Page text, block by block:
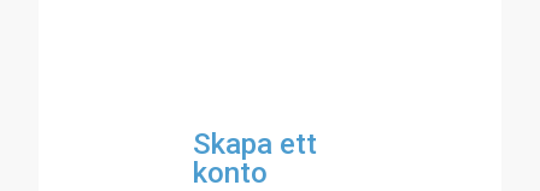
Skapa ett
konto